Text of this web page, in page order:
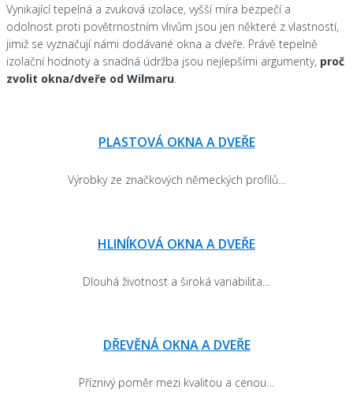
Vynikající tepelná a zvuková izolace, vyšší míra bezpečí a
odolnost proti povětrnostním vlivům jsou jen některé z vlastností,
jimiž se vyznačují námi dodávané okna a dveře. Právě tepelně
izolační hodnoty a snadná údržba jsou nejlepšími argumenty, proč
zvolit okna/dveře od Wilmaru.
PLASTOVÁ OKNA A DVEŘE
Výrobky ze značkových německých profilů…
HLINÍKOVÁ OKNA A DVEŘE
Dlouhá životnost a široká variabilita…
DŘEVĚNÁ OKNA A DVEŘE
Příznivý poměr mezi kvalitou a cenou…